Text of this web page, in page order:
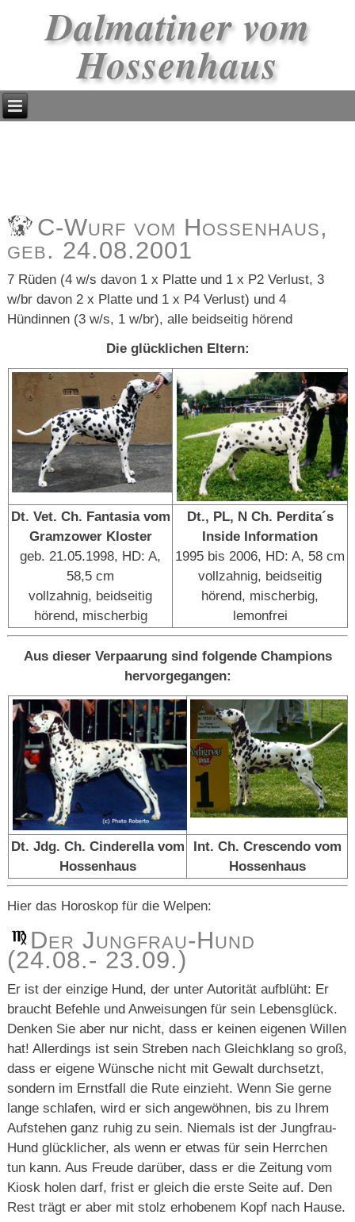
Dalmatiner vom
Hossenhaus
C-Wurf vom Hossenhaus,
geb. 24.08.2001
7 Rüden (4 w/s davon 1 x Platte und 1 x P2 Verlust, 3
w/br davon 2 x Platte und 1 x P4 Verlust) und 4
Hündinnen (3 w/s, 1 w/br), alle beidseitig hörend
Die glücklichen Eltern:
Dt. Vet. Ch. Fantasia vom
Gramzower Kloster
geb. 21.05.1998, HD: A,
58,5 cm
vollzahnig, beidseitig
hörend, mischerbig
Dt., PL, N Ch. Perdita´s
Inside Information
1995 bis 2006, HD: A, 58 cm
vollzahnig, beidseitig
hörend, mischerbig,
lemonfrei
Aus dieser Verpaarung sind folgende Champions
hervorgegangen:
Dt. Jdg. Ch. Cinderella vom
Hossenhaus
Int. Ch. Crescendo vom
Hossenhaus
Hier das Horoskop für die Welpen:
Der Jungfrau-Hund
(24.08.- 23.09.)
Er ist der einzige Hund, der unter Autorität aufblüht: Er
braucht Befehle und Anweisungen für sein Lebensglück.
Denken Sie aber nur nicht, dass er keinen eigenen Willen
hat! Allerdings ist sein Streben nach Gleichklang so groß,
dass er eigene Wünsche nicht mit Gewalt durchsetzt,
sondern im Ernstfall die Rute einzieht. Wenn Sie gerne
lange schlafen, wird er sich angewöhnen, bis zu Ihrem
Aufstehen ganz ruhig zu sein. Niemals ist der Jungfrau-
Hund glücklicher, als wenn er etwas für sein Herrchen
tun kann. Aus Freude darüber, dass er die Zeitung vom
Kiosk holen darf, frist er gleich die erste Seite auf. Den
Rest trägt er aber mit stolz erhobenem Kopf nach Hause.